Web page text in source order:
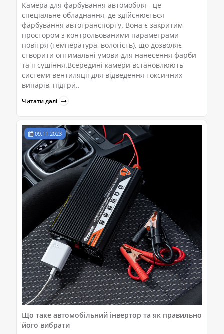
Камера для фарбування автомобіля - це
спеціальне обладнання, де здійснюється
фарбування автотранспорту. Вона є закритим
простором з контрольованими параметрами
повітря (температура, вологість), що дозволяє
створити оптимальні умови для нанесення фарби
та її сушіння.Всередині камери встановлюють
системи вентиляції для відведення токсичних
випарів, підтри..
Читати далі
09.11.2023
Що таке автомобільний інвертор та як правильно
його вибрати